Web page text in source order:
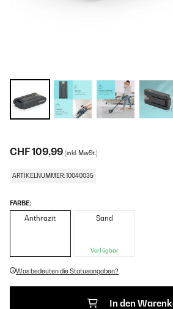
CHF 109,99 (inkl. MwSt.)
ARTIKELNUMMER: 10040035
FARBE:
Anthrazit Sand
Verfügbar
Was bedeuten die Statusangaben?
In den